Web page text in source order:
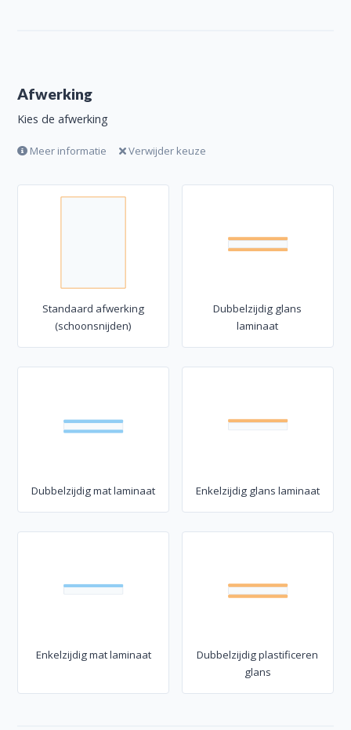
Afwerking
Kies de afwerking
Meer informatie Verwijder keuze
Standaard afwerking
(schoonsnijden)
Dubbelzijdig glans
laminaat
Dubbelzijdig mat laminaat Enkelzijdig glans laminaat
Enkelzijdig mat laminaat
Dubbelzijdig plastificeren
glans